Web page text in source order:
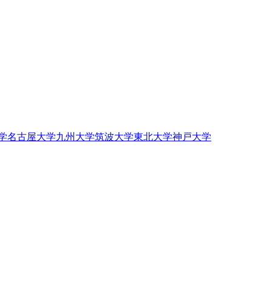
名古屋大学九州大学筑波大学東北大学神戸大学